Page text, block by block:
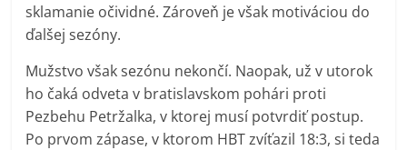
sklamanie očividné. Zároveň je však motiváciou do
ďalšej sezóny.
Mužstvo však sezónu nekončí. Naopak, už v utorok
ho čaká odveta v bratislavskom pohári proti
Pezbehu Petržalka, v ktorej musí potvrdiť postup.
Po prvom zápase, v ktorom HBT zvíťazil 18:3, si teda